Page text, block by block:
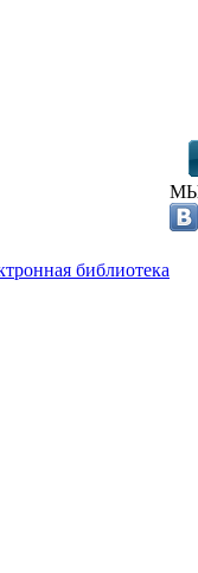
библиотека